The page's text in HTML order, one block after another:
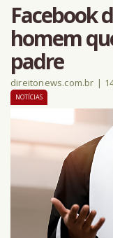
Facebook
homem
padre
direitonews.com.br |
NOTÍCIAS